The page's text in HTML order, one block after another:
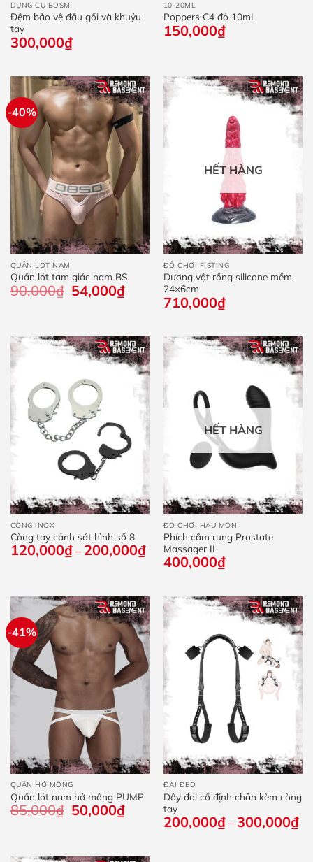
DỤNG CỤ BDSM
Đệm bảo vệ đầu gối và khuỷu
tay
300,000₫
10-20ML
Poppers C4 đỏ 10mL
150,000₫
-40%
QUẦN LÓT NAM
Quần lót tam giác nam BS
90,000₫ Giá
gốc
54,000₫Giá
hiện
54,000₫.
HẾT HÀNG
ĐỒ CHƠI FISTING
Dương vật rồng silicone mềm
24×6cm
710,000₫
CÒNG INOX
Còng tay cảnh sát hình số 8
120,000₫ – 200,000₫Khoảng
giá:
đến
200,000₫
HẾT HÀNG
ĐỒ CHƠI HẬU MÔN
Phích cắm rung Prostate
Massager II
400,000₫
-41%
QUẦN HỞ MÔNG
Quần lót nam hở mông PUMP
85,000₫ Giá
gốc
50,000₫Giá
hiện
50,000₫.
ĐAI ĐEO
Dây đai cố định chân kèm còng
tay
200,000₫ – 300,000₫